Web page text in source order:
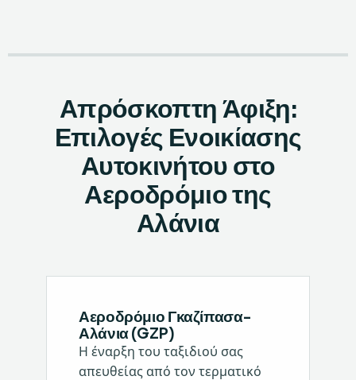
Απρόσκοπτη Άφιξη:
Επιλογές Ενοικίασης
Αυτοκινήτου στο
Αεροδρόμιο της
Αλάνια
Αεροδρόμιο Γκαζίπασα-
Αλάνια (GZP)
Η έναρξη του ταξιδιού σας
απευθείας από τον τερματικό